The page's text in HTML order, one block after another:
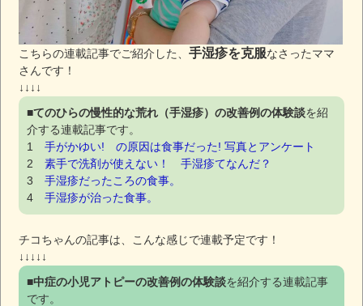
こちらの連載記事でご紹介した、手湿疹を克服なさったママ
さんです！
↓↓↓↓
■てのひらの慢性的な荒れ（手湿疹）の改善例の体験談を紹
介する連載記事です。
1手がかゆい! の原因は食事だった! 写真とアンケート
2素手で洗剤が使えない！ 手湿疹てなんだ？
3手湿疹だったころの食事。
4手湿疹が治った食事。
チコちゃんの記事は、こんな感じで連載予定です！
↓↓↓↓↓
■中症の小児アトピーの改善例の体験談を紹介する連載記事
です。